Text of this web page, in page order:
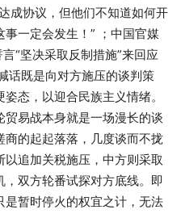
成协议，但他们不知道如何开
一定会发生！ ” ；中国官媒
言“坚决采取反制措施”来回应
话既是向对方施压的谈判策
态，以迎合民族主义情绪。
贸易战本身就是一场漫长的谈
的起起落落，几度谈而不拢
追加关税施压，中方则采取
双方轮番试探对方底线。即
暂时停火的权宜之计，无法